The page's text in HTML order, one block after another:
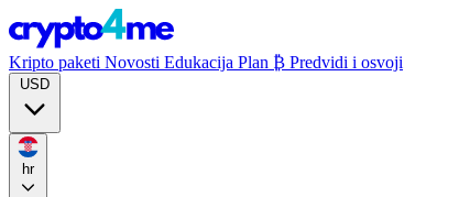
Kripto paketi Novosti Edukacija Plan ₿ Predvidi i osvoji
hr